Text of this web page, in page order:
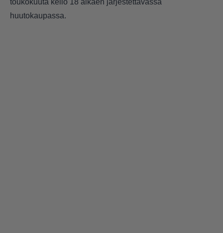
toukokuuta kello 18 alkaen järjestettävässä
huutokaupassa.